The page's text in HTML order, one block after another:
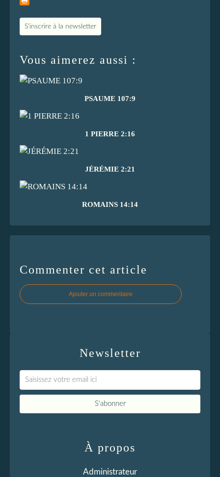
S'inscrire à la newsletter
Vous aimerez aussi :
PSAUME 107:9
1 PIERRE 2:16
JÉRÉMIE 2:21
ROMAINS 14:14
Commenter cet article
Ajouter un commentaire
Newsletter
À propos
Administrateur